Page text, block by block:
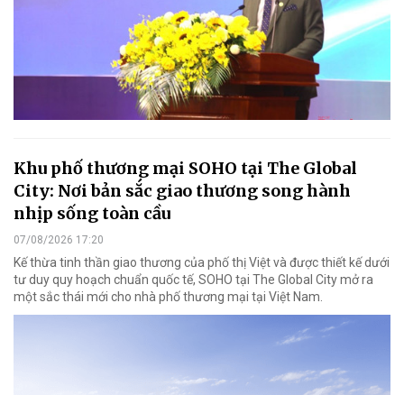
Khu phố thương mại SOHO tại The Global
City: Nơi bản sắc giao thương song hành
nhịp sống toàn cầu
07/08/2026 17:20
Kế thừa tinh thần giao thương của phố thị Việt và được thiết kế dưới
tư duy quy hoạch chuẩn quốc tế, SOHO tại The Global City mở ra
một sắc thái mới cho nhà phố thương mại tại Việt Nam.